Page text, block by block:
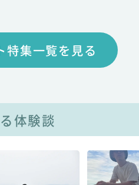
特集一覧を見る
体験談